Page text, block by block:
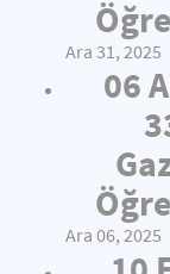
Ara 31, 2025
06
Ara 06, 2025